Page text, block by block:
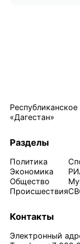
«Дагестан»
Разделы
Политика
Экономика
Общество
Происшествия
Контакты
Электронный